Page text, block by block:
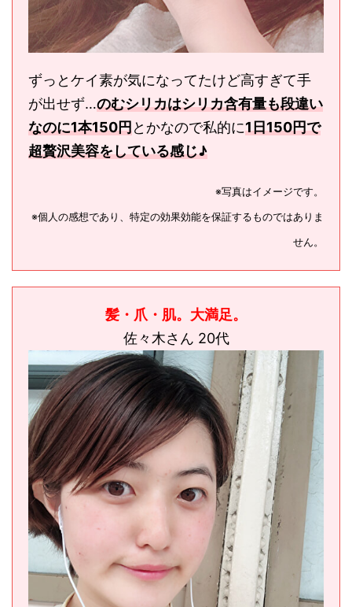
ずっとケイ素が気になってたけど高すぎて手
が出せず…のむシリカはシリカ含有量も段違い
なのに1本150円とかなので私的に1日150円で
超贅沢美容をしている感じ♪
※写真はイメージです。
※個人の感想であり、特定の効果効能を保証するものではありま
せん。
髪・爪・肌。大満足。
佐々木さん 20代